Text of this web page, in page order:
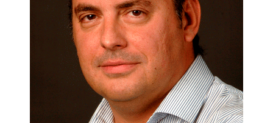
Introducción.- Métricas para la gestión del marketing.- La
contribución del marketing.- Métricas de mercado y de
cliente. Métricas de valor de marca.- Métricas de distribución
y ventas.- Métricas de producto y precio.- Métricas de
publicidad y promoción.- Caso métricas del marketing